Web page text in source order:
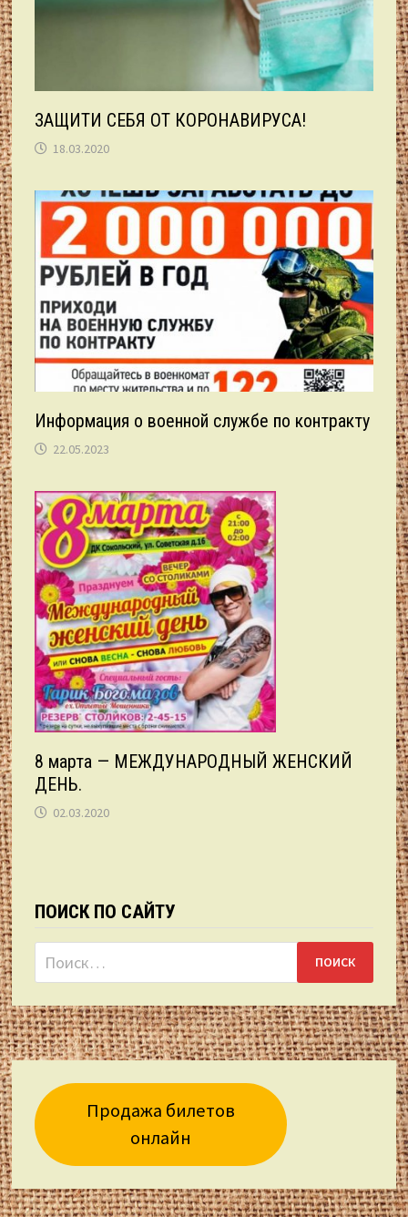
ЗАЩИТИ СЕБЯ ОТ КОРОНАВИРУСА!
18.03.2020
Информация о военной службе по контракту
22.05.2023
8 марта — МЕЖДУНАРОДНЫЙ ЖЕНСКИЙ
ДЕНЬ.
02.03.2020
ПОИСК ПО САЙТУ
Найти:
Продажа билетов
онлайн